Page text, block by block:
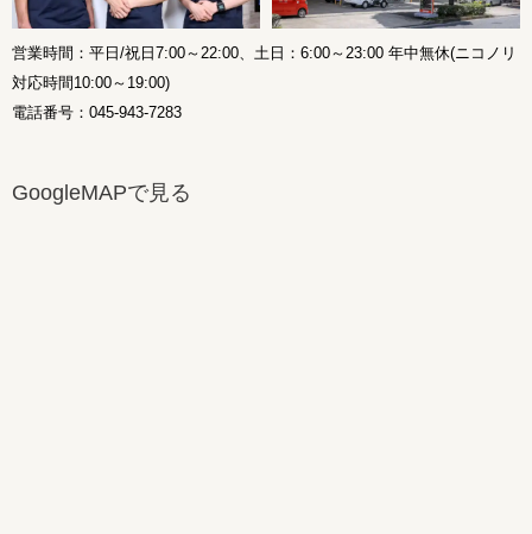
営業時間：平日/祝日7:00～22:00、土日：6:00～23:00 年中無休(ニコノリ
対応時間10:00～19:00)
電話番号：045-943-7283
GoogleMAPで見る